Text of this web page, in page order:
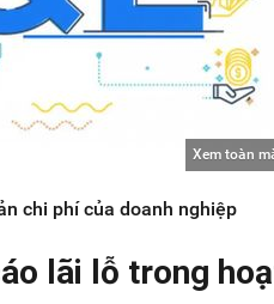
Xem toàn
chi phí của doanh nghiệp
lãi lỗ trong